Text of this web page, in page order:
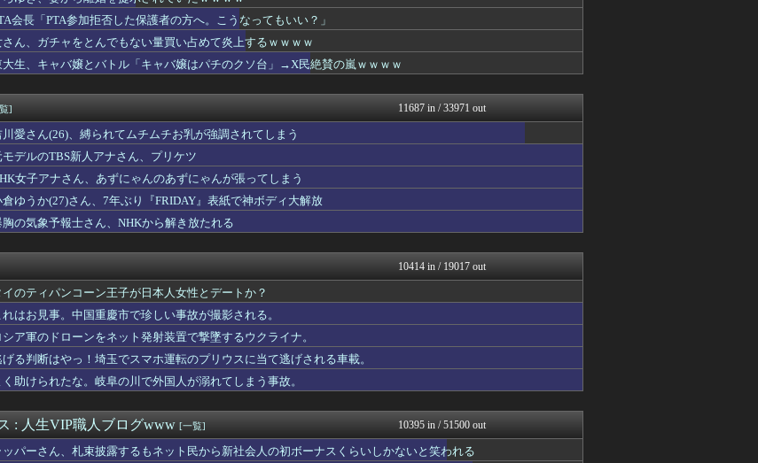
活、改善急務＝調理できず「パン飽き飽き」―断水なお３万...
資格ちゃんねる
腫瘍？」検査「正常な脳組織です」医者「腫瘍でしょ？」検...
3周年を記念した伝説の歌謡祭！多数の豪華ゲスト出演や新...
、「寝たほうがいいのでは？のコメントにブチギレ
ぶる速-VIP
ギャルママみあって良かったから引く
ウマ娘まとめ超速報！
サい？
異世界転生まとめ速報
なんけど入場料無料の遊園地があるんだよ」
ている」と言うのでベリーショートにした。その後の掃除で...
セックスしたんだが・・・
まにゅそく 2chまとめニ...
WHIP1.39 QS率40%
広島東洋カープまとめブログ...
りにもセックスすぎるグッズにされてしまう
ー「寝たほうがいいよ」の一言にブチギレ・・・
さん、”サ終”相次ぎ倒産しまくってる模様
アニゲー速報
直ADVゲームの最高傑作だよね
げぇ速
が合流めぐり食い違い・・・立憲執行部「中道と公明が立憲...
とりのまるやき（保守）
64勝51敗 .557 リーグ3位 地区3位 ←これ
士さん、ビキニ姿でダイナマイトボディを解禁wwwwww
加拒否した保護者の方へ。こうなってもいい？」
わんこーる速報！
BOLANばっかり歌うんやが
V系まとめ速報
がりの女子中学生にラリアットして逮捕されるｗｗｗｗｗ...
小学生「おばさんがいじわる」
転した。そこから脱出する時に失神した上司の肩や頭を踏み...
修羅の華-家庭・生活まとめ
期、尺取りすぎじゃね・・・？
大河ドラマ2ch
からソニーファンが意気消沈してね？
mutyunのゲーム+αブ...
がエアマスター、ウィッツがレオパルドに乗っていたら
GUNDAM.LOG｜ガン...
学の友達と初めての飲み会wwwwwww
いたしん！
会長「PTA参加拒否した保護者の方へ。こうなってもいい？」
さん、ガチャをとんでもない量買い占めて炎上するｗｗｗｗ
大生、キャバ嬢とバトル「キャバ嬢はパチのクソ台」→X民絶賛の嵐ｗｗｗｗ
] 11687 in / 33971 out
川愛さん(26)、縛られてムチムチお乳が強調されてしまう
モデルのTBS新人アナさん、プリケツ
女子アナさん、あずにゃんのあずにゃんが張ってしまう
倉ゆうか(27)さん、7年ぶり『FRIDAY』表紙で神ボディ大解放
胸の気象予報士さん、NHKから解き放たれる
10414 in / 19017 out
イのティパンコーン王子が日本人女性とデートか？
れはお見事。中国重慶市で珍しい事故が撮影される。
シア軍のドローンをネット発射装置で撃墜するウクライナ。
げる判断はやっ！埼玉でスマホ運転のプリウスに当て逃げされる車載。
く助けられたな。岐阜の川で外国人が溺れてしまう事故。
: 人生VIP職人ブログwww [一覧] 10395 in / 51500 out
ッパーさん、札束披露するもネット民から新社会人の初ボーナスくらいしかないと笑われる